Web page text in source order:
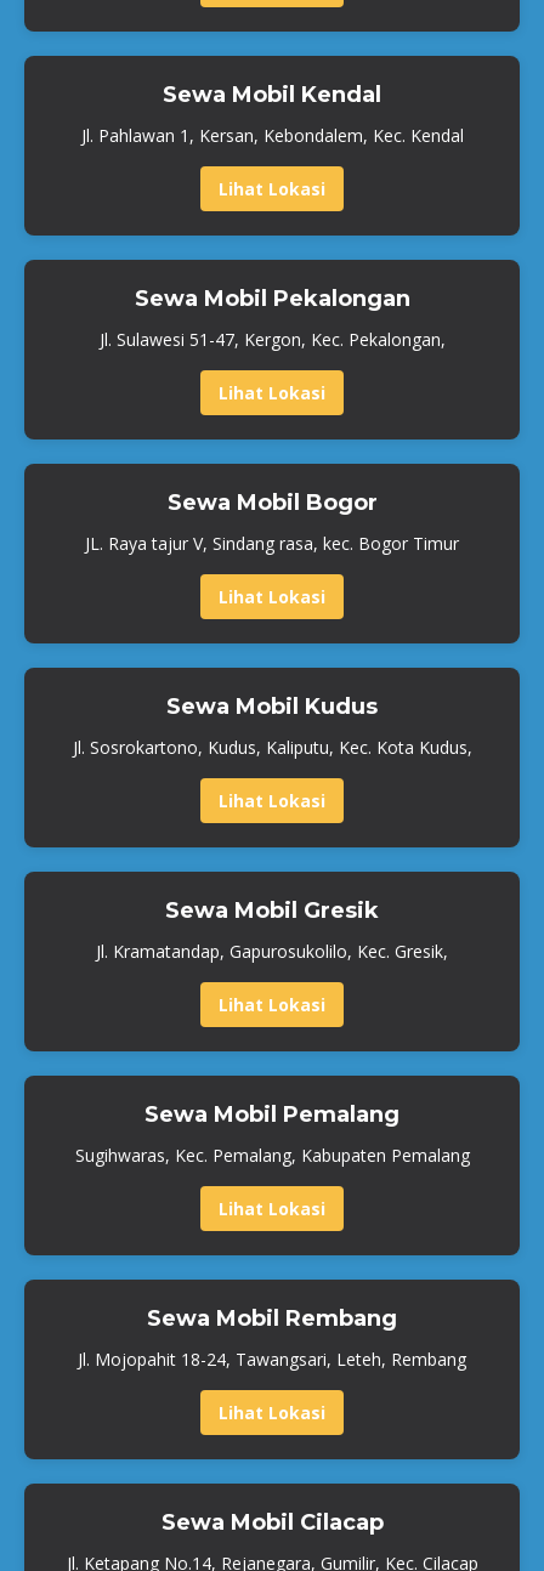
Sewa Mobil Kendal
Jl. Pahlawan 1, Kersan, Kebondalem, Kec. Kendal
Lihat Lokasi
Sewa Mobil Pekalongan
Jl. Sulawesi 51-47, Kergon, Kec. Pekalongan,
Lihat Lokasi
Sewa Mobil Bogor
JL. Raya tajur V, Sindang rasa, kec. Bogor Timur
Lihat Lokasi
Sewa Mobil Kudus
Jl. Sosrokartono, Kudus, Kaliputu, Kec. Kota Kudus,
Lihat Lokasi
Sewa Mobil Gresik
Jl. Kramatandap, Gapurosukolilo, Kec. Gresik,
Lihat Lokasi
Sewa Mobil Pemalang
Sugihwaras, Kec. Pemalang, Kabupaten Pemalang
Lihat Lokasi
Sewa Mobil Rembang
Jl. Mojopahit 18-24, Tawangsari, Leteh, Rembang
Lihat Lokasi
Sewa Mobil Cilacap
Jl. Ketapang No.14, Rejanegara, Gumilir, Kec. Cilacap